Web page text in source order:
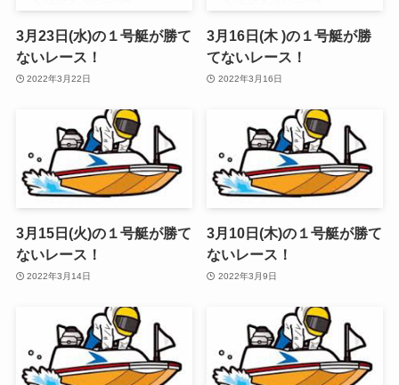
3月23日(水)の１号艇が勝て
ないレース！
2022年3月22日
3月16日(木 )の１号艇が勝
てないレース！
2022年3月16日
3月15日(火)の１号艇が勝て
ないレース！
2022年3月14日
3月10日(木)の１号艇が勝て
ないレース！
2022年3月9日